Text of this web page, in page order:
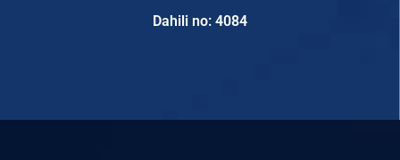
Dahili no: 4084